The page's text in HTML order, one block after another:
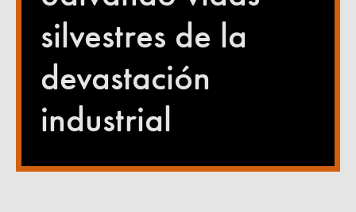
silvestres de la
devastación
industrial